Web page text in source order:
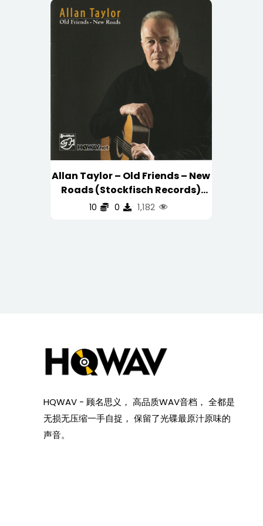
Allan Taylor – Old Friends – New
Roads (Stockfisch Records)
(WAV/16/44.1/443MB)
10 0 1,182
HQWAV - 顾名思义， 高品质WAV音档， 全都是
无损无压缩一手自捉， 保留了光碟最原汁原味的
声音。